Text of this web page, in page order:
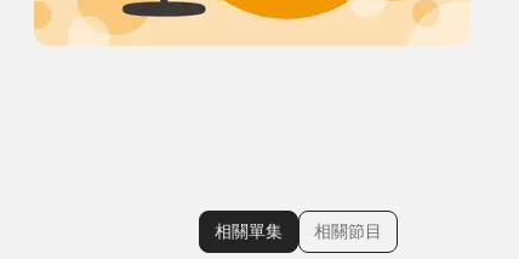
顯示相關單集
相關單集 相關節目